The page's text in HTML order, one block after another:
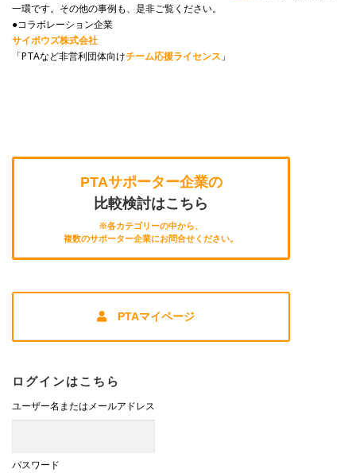
一環です。その他の事例も、是非ご覧ください。
●コラボレーション企業
サイボウズ株式会社
「PTAなど非営利団体向けチーム応援ライセンス 」
PTAサポーター企業の
比較検討はこちら
※各カテゴリーの中から、
複数のサポーター企業にお問合せください。
PTAマイページ
ログインはこちら
ユーザー名またはメールアドレス
パスワード